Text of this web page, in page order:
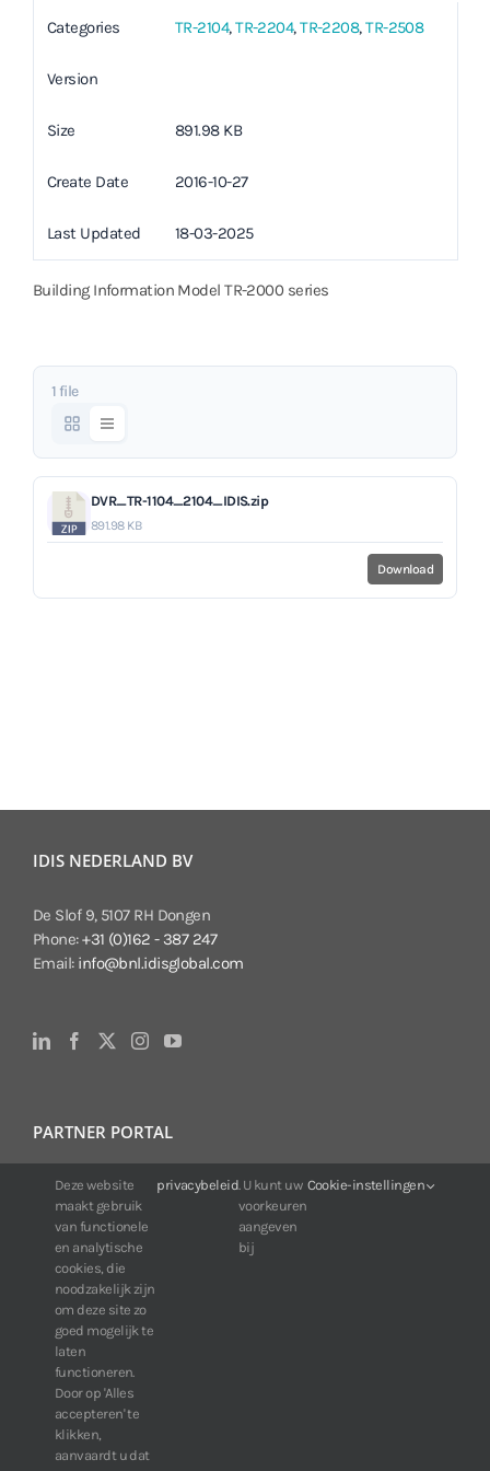
Categories TR-2104,TR-2204,TR-2208,TR-2508
Version
Size 891.98 KB
Create Date 2016-10-27
Last Updated 18-03-2025
Building Information Model TR-2000 series
1 file
DVR_TR-1104_2104_IDIS.zip
891.98 KB
Download
IDIS NEDERLAND BV
De Slof 9, 5107 RH Dongen
Phone:+31 (0)162 - 387 247
Email: info@bnl.idisglobal.com
PARTNER PORTAL
For IDIS customers:
24/7 availability, anytime, anywhere.
Web:https://portal.idisglobal.solutions
TOP DOWNLOADS
Software IDIS Center V7.1.0
160.74 MB
Software IDIS Discovery V4.8.1
13.87 MB
Deze website
maakt gebruik
van functionele
en analytische
cookies, die
noodzakelijk zijn
om deze site zo
goed mogelijk te
laten
functioneren.
Door op 'Alles
accepteren' te
klikken,
aanvaardt u dat
privacybeleid. U kunt uw
voorkeuren
aangeven
bij
Cookie-instellingen